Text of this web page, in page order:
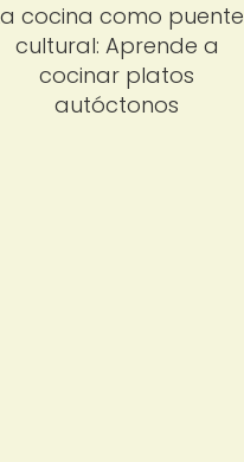
cocina como puente
cultural: Aprende a
cocinar platos
autóctonos